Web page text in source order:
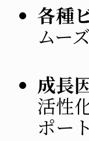
各種
ムー
成長
活性
ポー